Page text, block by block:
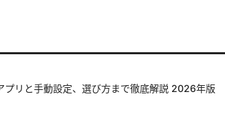
リと手動設定、選び方まで徹底解説 2026年版